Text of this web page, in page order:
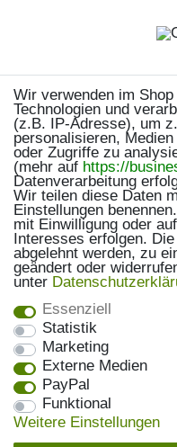
Wir verwenden im
Technologien und
(z.B. IP-Adresse), um
personalisieren,
oder Zugriffe zu
(mehr auf https://
Datenverarbeitung
Wir teilen diese Daten
Einstellungen
mit Einwilligung oder
Interesses erfolgen.
abgelehnt werden, zu
geändert oder
unter
Essenziell
Statistik
Marketing
Externe Medien
PayPal
Funktional
Weitere Einstellungen